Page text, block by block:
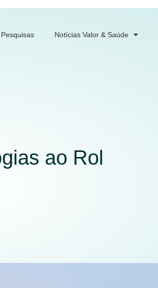
Pesquisas Notícias Valor & Saúde
ao Rol